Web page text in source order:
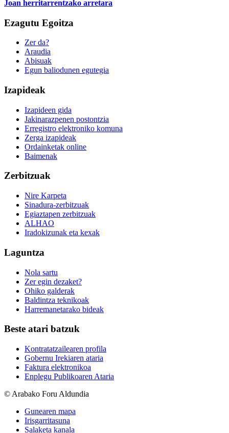
Joan herritarrentzako arretara
Ezagutu Egoitza
Zer da?
Araudia
Abisuak
Egun baliodunen egutegia
Izapideak
Izapideen gida
Jakinarazpenen postontzia
Erregistro elektroniko komuna
Zerga izapideak
Ordainketak online
Baimenak
Zerbitzuak
Nire Karpeta
Sinadura-zerbitzuak
Egiaztapen zerbitzuak
ALHAO
Iradokizunak eta kexak
Laguntza
Nola sartu
Zer egin dezaket?
Ohiko galderak
Baldintza teknikoak
Harremanetarako bideak
Beste atari batzuk
Kontratatzailearen profila
Gobernu Irekiaren ataria
Faktura elektronikoa
Enplegu Publikoaren Ataria
© Arabako Foru Aldundia
Gunearen mapa
Irisgarritasuna
Salaketa kanala